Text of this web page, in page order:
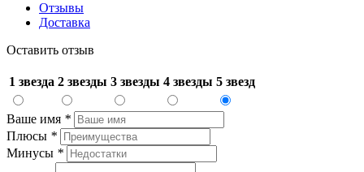
Отзывы
Доставка
Оставить отзыв
1 звезда 2 звезды 3 звезды 4 звезды 5 звезд
Ваше имя *
Плюсы *
Минусы *